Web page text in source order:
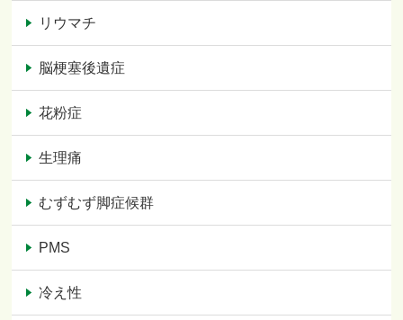
リウマチ
脳梗塞後遺症
花粉症
生理痛
むずむず脚症候群
PMS
冷え性